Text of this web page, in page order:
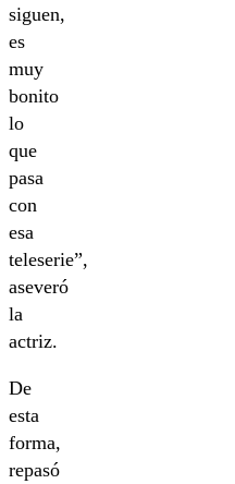
siguen,
es
muy
bonito
lo
que
pasa
con
esa
teleserie”,
aseveró
la
actriz.
De
esta
forma,
repasó